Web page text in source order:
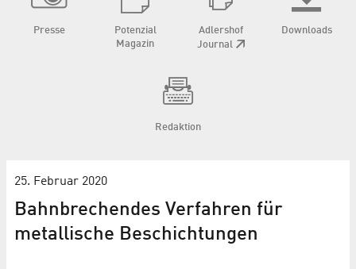
Presse
Potenzial
Magazin
Adlershof
Journal
Downloads
Redaktion
25. Februar 2020
Bahnbrechendes Verfahren für
metallische Beschichtungen